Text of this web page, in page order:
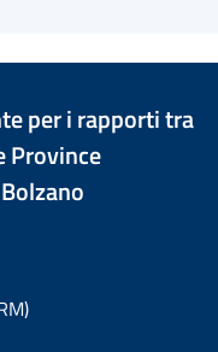
per i rapporti tra
Province